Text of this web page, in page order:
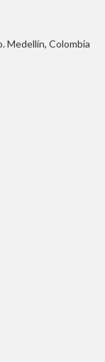
Medellín, Colombia